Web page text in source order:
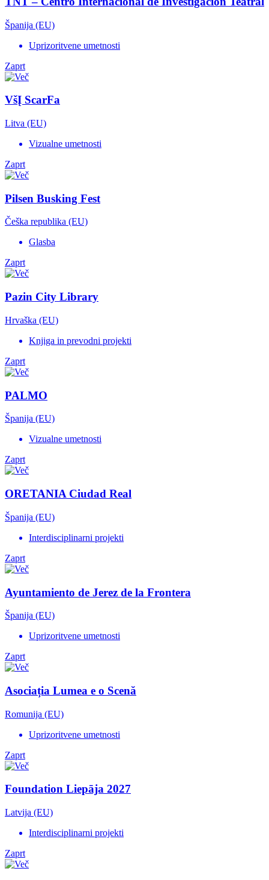
Španija (EU)
Uprizoritvene umetnosti
Zaprt
VšĮ ScarFa
Litva (EU)
Vizualne umetnosti
Zaprt
Pilsen Busking Fest
Češka republika (EU)
Glasba
Zaprt
Pazin City Library
Hrvaška (EU)
Knjiga in prevodni projekti
Zaprt
PALMO
Španija (EU)
Vizualne umetnosti
Zaprt
ORETANIA Ciudad Real
Španija (EU)
Interdisciplinarni projekti
Zaprt
Ayuntamiento de Jerez de la Frontera
Španija (EU)
Uprizoritvene umetnosti
Zaprt
Asociația Lumea e o Scenă
Romunija (EU)
Uprizoritvene umetnosti
Zaprt
Foundation Liepāja 2027
Latvija (EU)
Interdisciplinarni projekti
Zaprt